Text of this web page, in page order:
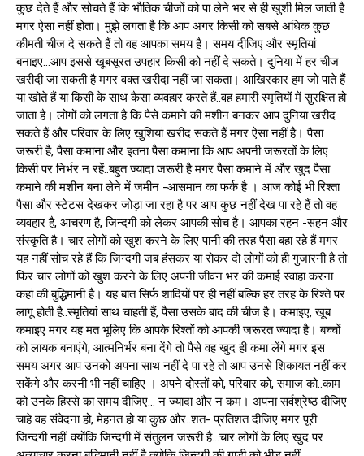
कुछ देते हैं और सोचते हैं कि भौतिक चीजों को पा लेने भर से ही खुशी मिल जाती है
मगर ऐसा नहीं होता। मुझे लगता है कि आप अगर किसी को सबसे अधिक कुछ
कीमती चीज दे सकते हैं तो वह आपका समय है। समय दीजिए और स्मृतियां
बनाइए…आप इससे खूबसूरत उपहार किसी को नहीं दे सकते। दुनिया में हर चीज
खरीदी जा सकती है मगर वक्त खरीदा नहीं जा सकता। आखिरकार हम जो पाते हैं
या खोते हैं या किसी के साथ कैसा व्यवहार करते हैं..वह हमारी स्मृतियों में सुरक्षित हो
जाता है। लोगों को लगता है कि पैसे कमाने की मशीन बनकर आप दुनिया खरीद
सकते हैं और परिवार के लिए खुशियां खरीद सकते हैं मगर ऐसा नहीं है। पैसा
जरूरी है, पैसा कमाना और इतना पैसा कमाना कि आप अपनी जरूरतों के लिए
किसी पर निर्भर न रहें..बहुत ज्यादा जरूरी है मगर पैसा कमाने में और खुद पैसा
कमाने की मशीन बना लेने में जमीन -आसमान का फर्क है । आज कोई भी रिश्ता
पैसा और स्टेटस देखकर जोड़ा जा रहा है पर आप कुछ नहीं देख पा रहे हैं तो वह
व्यवहार है, आचरण है, जिन्दगी को लेकर आपकी सोच है। आपका रहन -सहन और
संस्कृति है। चार लोगों को खुश करने के लिए पानी की तरह पैसा बहा रहे हैं मगर
यह नहीं सोच रहे हैं कि जिन्दगी जब हंसकर या रोकर दो लोगों को ही गुजारनी है तो
फिर चार लोगों को खुश करने के लिए अपनी जीवन भर की कमाई स्वाहा करना
कहां की बुद्धिमानी है। यह बात सिर्फ शादियों पर ही नहीं बल्कि हर तरह के रिश्ते पर
लागू होती है..स्मृतियां साथ चाहती हैं, पैसा उसके बाद की चीज है। कमाइए, खूब
कमाइए मगर यह मत भूलिए कि आपके रिश्तों को आपकी जरूरत ज्यादा है। बच्चों
को लायक बनाएंगे, आत्मनिर्भर बना देंगे तो पैसे वह खुद ही कमा लेंगे मगर इस
समय अगर आप उनको अपना साथ नहीं दे पा रहे तो आप उनसे शिकायत नहीं कर
सकेंगे और करनी भी नहीं चाहिए । अपने दोस्तों को, परिवार को, समाज को..काम
को उनके हिस्से का समय दीजिए… न ज्यादा और न कम। अपना सर्वश्रेष्ठ दीजिए
चाहे वह संवेदना हो, मेहनत हो या कुछ और..शत- प्रतिशत दीजिए मगर पूरी
जिन्दगी नहीं..क्योंकि जिन्दगी में संतुलन जरूरी है…चार लोगों के लिए खुद पर